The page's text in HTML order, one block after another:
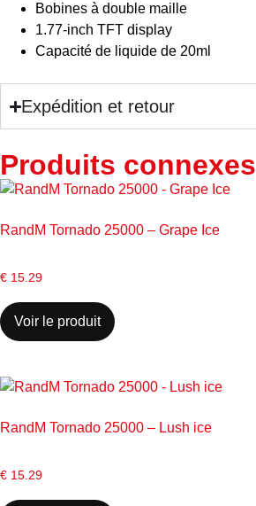
Bobines à double maille
1.77-inch TFT display
Capacité de liquide de 20ml
Expédition et retour
Produits connexes
RandM Tornado 25000 – Grape Ice
€ 15.29
Voir le produit
RandM Tornado 25000 – Lush ice
€ 15.29